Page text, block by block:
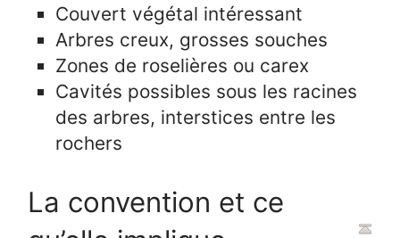
Couvert végétal intéressant
Arbres creux, grosses souches
Zones de roselières ou carex
Cavités possibles sous les racines
des arbres, interstices entre les
rochers
La convention et ce